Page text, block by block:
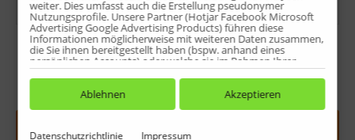
In denWarenkorb
weiter. Dies umfasst auch die Erstellung pseudonymer
Nutzungsprofile. Unsere Partner (Hotjar Facebook Microsoft
Advertising Google Advertising Products) führen diese
Informationen möglicherweise mit weiteren Daten zusammen,
die Sie ihnen bereitgestellt haben (bspw. anhand eines
persönlichen Accounts) oder welche sie im Rahmen Ihrer
Nutzung der Dienste gesammelt haben (bspw. Nutzungsdaten
anderer Geräte). Ihre Einwilligung zur Nutzung von Cookies
und Pixeln können Sie jederzeit widerrufen, indem Sie auf den
Datenschutz-Button links unten klicken und dort die
Datenschutzrichtlinie Impressum
Ablehnen Akzeptieren